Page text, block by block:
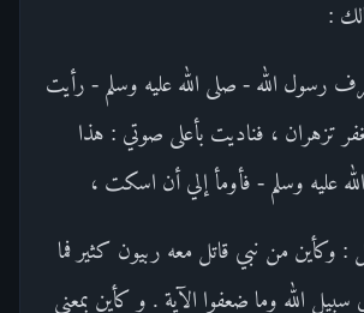
:
الله - صلى الله عليه وسلم - رأيت
تزهران ، فناديت بأعلى صوتي : هذا
عليه وسلم - فأومأ إلي أن اسكت ،
: وكأين من نبي قاتل معه ربيون كثير فما
سبيل الله وما ضعفوا الآية . و كأين بمعنى